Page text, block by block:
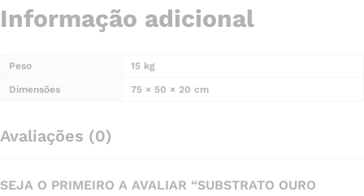
Informação adicional
Peso 15 kg
Dimensões 75 × 50 × 20 cm
Avaliações (0)
SEJA O PRIMEIRO A AVALIAR “SUBSTRATO OURO